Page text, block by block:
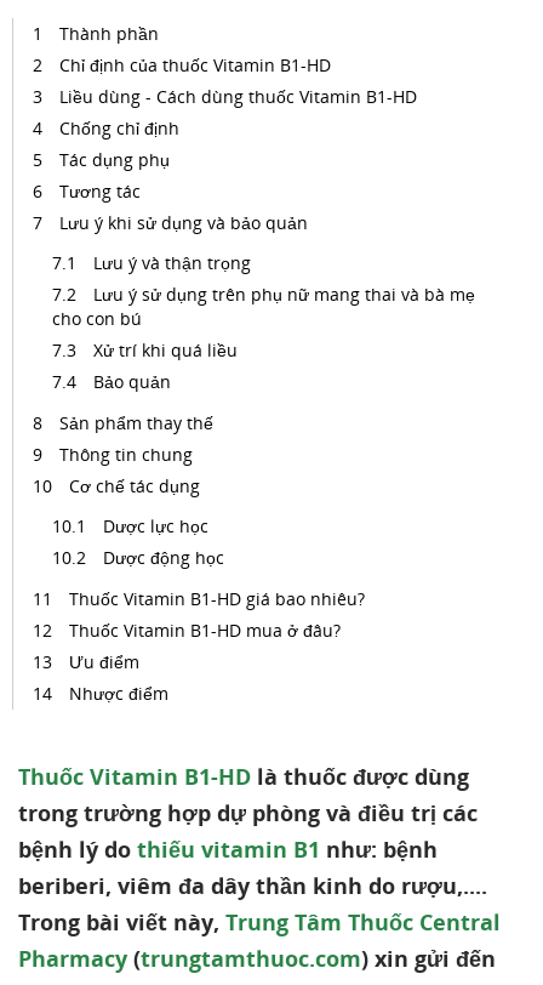
Thành phần
Chỉ định của thuốc Vitamin B1-HD
Liều dùng - Cách dùng thuốc Vitamin B1-HD
Chống chỉ định
Tác dụng phụ
Tương tác
Lưu ý khi sử dụng và bảo quản
Lưu ý và thận trọng
Lưu ý sử dụng trên phụ nữ mang thai và bà mẹ
cho con bú
Xử trí khi quá liều
Bảo quản
Sản phẩm thay thế
Thông tin chung
Cơ chế tác dụng
Dược lực học
Dược động học
Thuốc Vitamin B1-HD giá bao nhiêu?
Thuốc Vitamin B1-HD mua ở đâu?
Ưu điểm
Nhược điểm
Thuốc Vitamin B1-HD là thuốc được dùng
trong trường hợp dự phòng và điều trị các
bệnh lý do thiếu vitamin B1 như: bệnh
beriberi, viêm đa dây thần kinh do rượu,....
Trong bài viết này, Trung Tâm Thuốc Central
Pharmacy (trungtamthuoc.com) xin gửi đến